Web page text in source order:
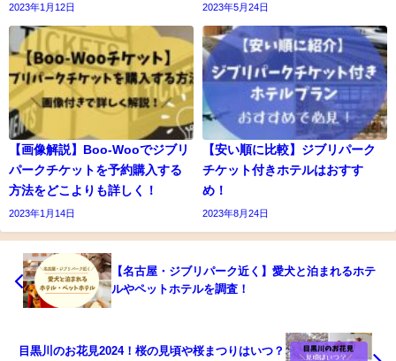
2023年1月12日 2023年5月24日
【画像解説】Boo-Wooでジブリ
パークチケットを予約購入する
方法をどこよりも詳しく！
2023年1月14日
【安い順に比較】ジブリパーク
チケット付きホテルはおすす
め！
2023年8月24日
【名古屋・ジブリパーク近く】愛犬と泊まれるホテ
ルやペットホテルを調査！
目黒川のお花見2024！桜の見頃や桜まつりはいつ？